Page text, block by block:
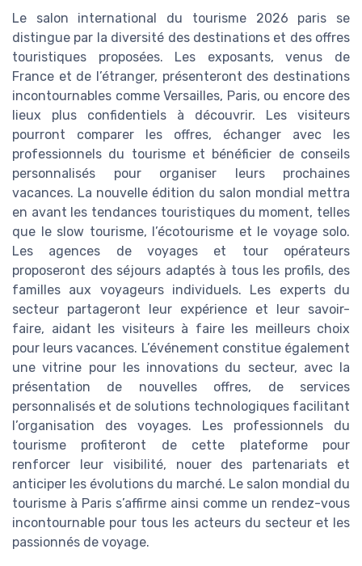
Le salon international du tourisme 2026 paris se
distingue par la diversité des destinations et des offres
touristiques proposées. Les exposants, venus de
France et de l’étranger, présenteront des destinations
incontournables comme Versailles, Paris, ou encore des
lieux plus confidentiels à découvrir. Les visiteurs
pourront comparer les offres, échanger avec les
professionnels du tourisme et bénéficier de conseils
personnalisés pour organiser leurs prochaines
vacances. La nouvelle édition du salon mondial mettra
en avant les tendances touristiques du moment, telles
que le slow tourisme, l’écotourisme et le voyage solo.
Les agences de voyages et tour opérateurs
proposeront des séjours adaptés à tous les profils, des
familles aux voyageurs individuels. Les experts du
secteur partageront leur expérience et leur savoir-
faire, aidant les visiteurs à faire les meilleurs choix
pour leurs vacances. L’événement constitue également
une vitrine pour les innovations du secteur, avec la
présentation de nouvelles offres, de services
personnalisés et de solutions technologiques facilitant
l’organisation des voyages. Les professionnels du
tourisme profiteront de cette plateforme pour
renforcer leur visibilité, nouer des partenariats et
anticiper les évolutions du marché. Le salon mondial du
tourisme à Paris s’affirme ainsi comme un rendez-vous
incontournable pour tous les acteurs du secteur et les
passionnés de voyage.